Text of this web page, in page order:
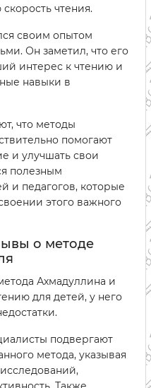
чтения.
своим опытом
Он заметил, что его
интерес к чтению и
навыки в
что методы
помогают
и улучшать свои
полезным
и педагогов, которые
этого важного
о методе
Ахмадуллина и
для детей, у него
подвергают
метода, указывая